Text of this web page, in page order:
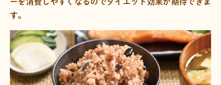
す。